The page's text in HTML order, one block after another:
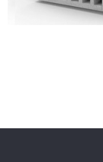
Металлочерепица